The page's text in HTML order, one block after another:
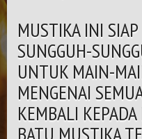
MUSTIKA INI SIAP
SUNGGUH-
UNTUK MAIN-
MENGENAI
KEMBALI